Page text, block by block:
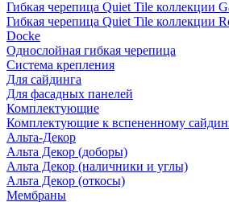
Гибкая черепица Quiet Tile коллекции
Гибкая черепица Quiet Tile коллекции
Docke
Однослойная гибкая черепица
Система крепления
Для сайдинга
Для фасадных панелей
Комплектующие
Комплектующие к вспененному
Альта-Декор
Альта Декор (доборы)
Альта Декор (наличники и углы)
Альта Декор (откосы)
Мембраны